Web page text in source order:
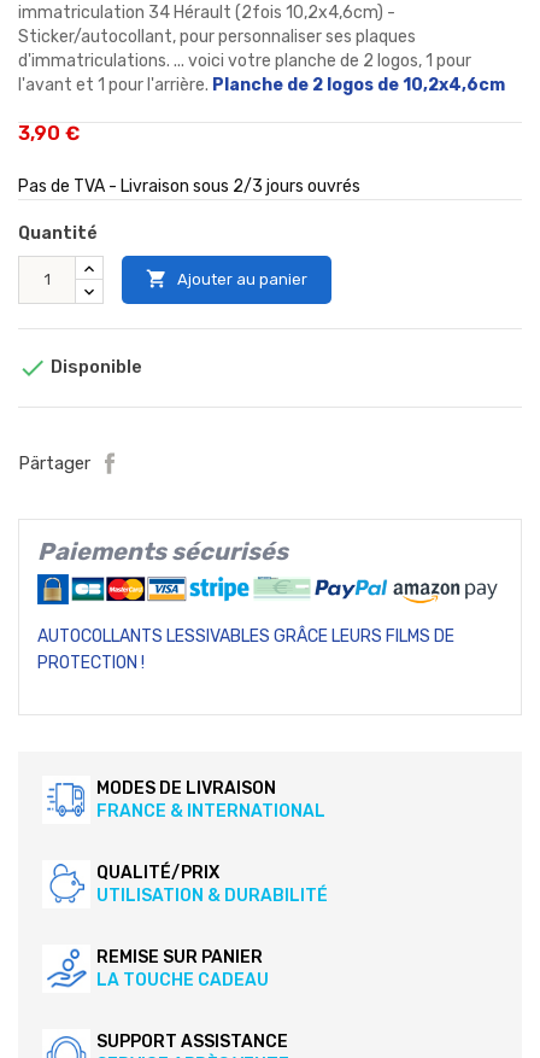
immatriculation 34 Hérault (2fois 10,2x4,6cm) -
Sticker/autocollant, pour personnaliser ses plaques
d'immatriculations. ... voici votre planche de 2 logos, 1 pour
l'avant et 1 pour l'arrière. Planche de 2 logos de 10,2x4,6cm
3,90 €
Pas de TVA - Livraison sous 2/3 jours ouvrés
Quantité
 Ajouter au panier
 Disponible
Pärtager
Paiements sécurisés
AUTOCOLLANTS LESSIVABLES GRÂCE LEURS FILMS DE
PROTECTION !
MODES DE LIVRAISON
FRANCE & INTERNATIONAL
QUALITÉ/PRIX
UTILISATION & DURABILITÉ
REMISE SUR PANIER
LA TOUCHE CADEAU
SUPPORT ASSISTANCE